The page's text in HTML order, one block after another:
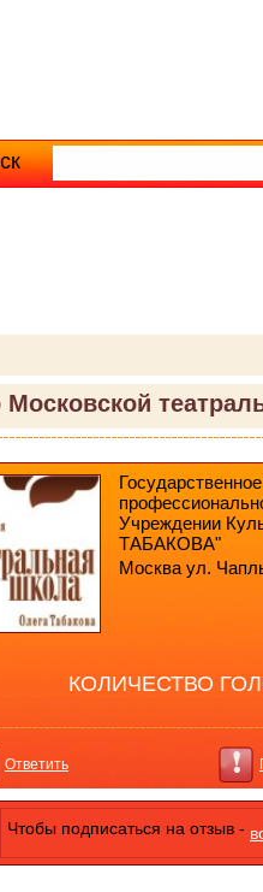
Расширенный поиск
Учреждении
ТАБАКОВА"
Москва ул.
КОЛИЧЕСТВО
Ответить
Чтобы подписаться на отзыв -